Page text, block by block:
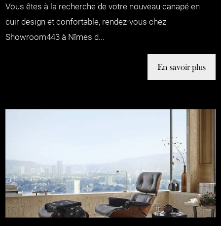
Vous êtes à la recherche de votre nouveau canapé en
cuir design et confortable, rendez-vous chez
Showroom443 à Nîmes d...
En savoir plus